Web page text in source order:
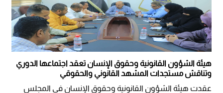
هيئة الشؤون القانونية وحقوق الإنسان تعقد اجتماعها الدوري
وتناقش مستجدات المشهد القانوني والحقوقي
عقدت هيئة الشؤون القانونية وحقوق الإنسان في المجلس